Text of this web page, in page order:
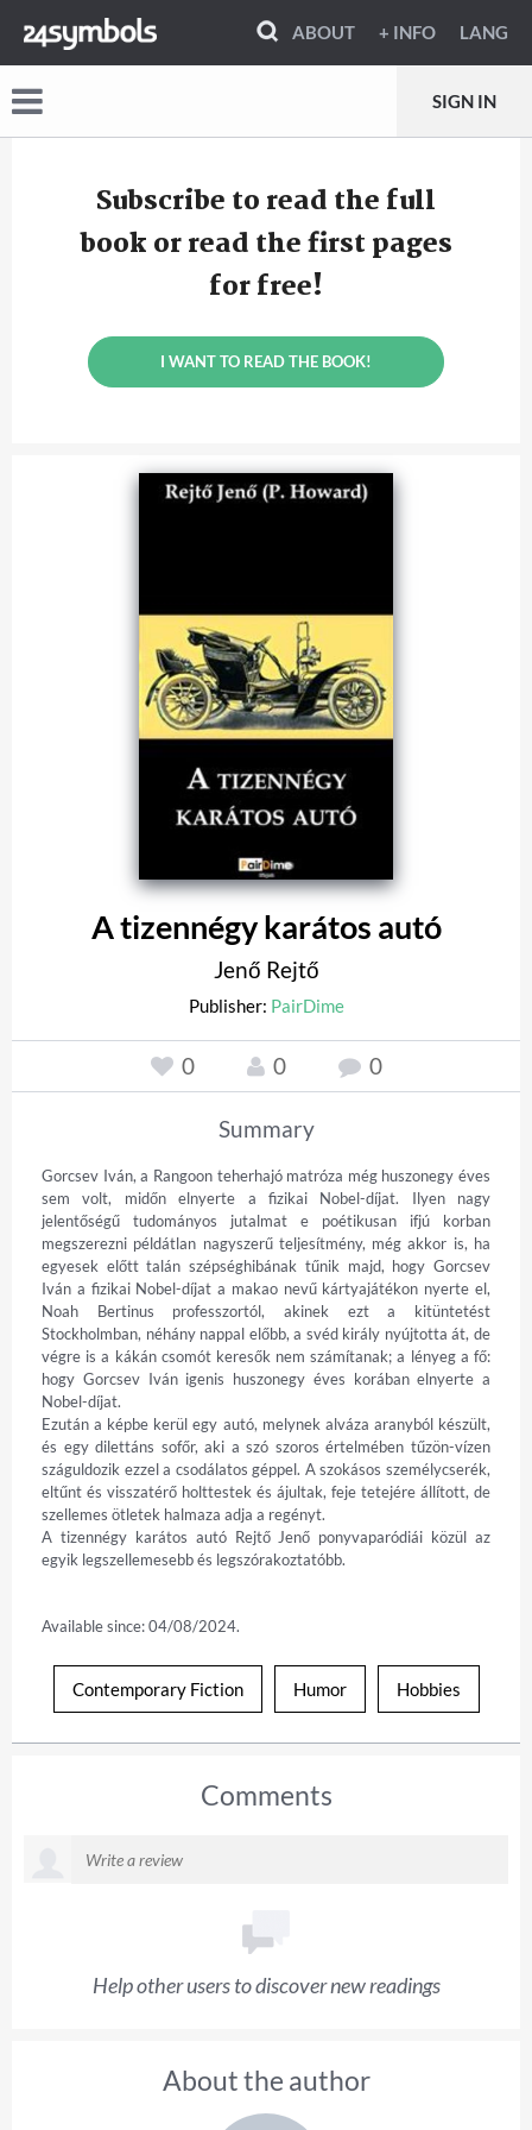
ABOUT + INFO LANG
SIGN IN
Subscribe to read the full
book or read the first pages
for free!
I WANT TO READ THE BOOK!
A tizennégy karátos autó
Jenő Rejtő
Publisher: PairDime
0 0 0
Summary
Gorcsev Iván, a Rangoon teherhajó matróza még huszonegy éves
sem volt, midőn elnyerte a fizikai Nobel-díjat. Ilyen nagy
jelentőségű tudományos jutalmat e poétikusan ifjú korban
megszerezni példátlan nagyszerű teljesítmény, még akkor is, ha
egyesek előtt talán szépséghibának tűnik majd, hogy Gorcsev
Iván a fizikai Nobel-díjat a makao nevű kártyajátékon nyerte el,
Noah Bertinus professzortól, akinek ezt a kitüntetést
Stockholmban, néhány nappal előbb, a svéd király nyújtotta át, de
végre is a kákán csomót keresők nem számítanak; a lényeg a fő:
hogy Gorcsev Iván igenis huszonegy éves korában elnyerte a
Nobel-díjat.
Ezután a képbe kerül egy autó, melynek alváza aranyból készült,
és egy dilettáns sofőr, aki a szó szoros értelmében tűzön-vízen
száguldozik ezzel a csodálatos géppel. A szokásos személycserék,
eltűnt és visszatérő holttestek és ájultak, feje tetejére állított, de
szellemes ötletek halmaza adja a regényt.
A tizennégy karátos autó Rejtő Jenő ponyvaparódiái közül az
egyik legszellemesebb és legszórakoztatóbb.
Available since: 04/08/2024.
Contemporary Fiction Humor Hobbies
Comments
Help other users to discover new readings
About the author